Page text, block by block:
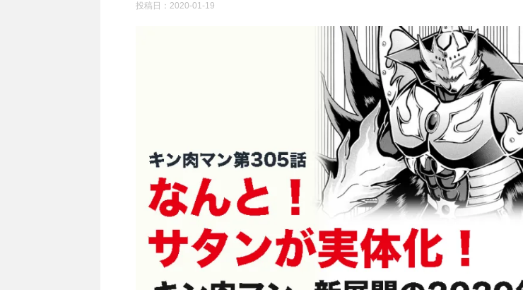
投稿日： 2020-01-19